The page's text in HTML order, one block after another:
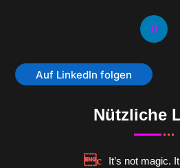
Auf LinkedIn folgen
Nützliche
It’s not magic.